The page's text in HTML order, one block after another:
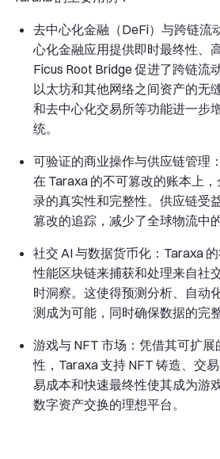
去中心化金融（DeFi）与跨链流
心化金融应用提供即时最终性、
Ficus Root Bridge 促进了跨链流
以太坊和其他网络之间资产的无
和去中心化交易所等功能进一步
统。
可验证的商业操作与供应链管理
在 Taraxa 的不可篡改的账本上
录的真实性和完整性。供应链受
篡改的追踪，减少了全球物流中
社交 AI 与数据货币化：Taraxa
性能区块链来捕获和处理来自社
时洞察。这使得预测分析、自动
测成为可能，同时确保数据的完
游戏与 NFT 市场：凭借其可扩展
性，Taraxa 支持 NFT 铸造、交
易成本和快速最终性使其成为游
数字资产交换的理想平台。